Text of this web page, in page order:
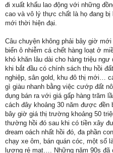
đi xuất khẩu lao động với những
cao và vô lý thực chất là họ đang
mới thời hiện đại.
Câu chuyện không phải bây giờ
biển ô nhiễm cá chết hàng loạt ở
khó khăn lâu dài cho hàng triệu
khi bắt đầu có chính sách thu hồi
nghiệp, sân gold, khu đô thị mới…
gì giàu nhanh bằng việc cướp đất
dụng bán ra với giá gấp hàng trăm
cách đây khoảng 30 năm được
bây giờ giá thị trường khoảng 50
thường hồi đó sau khi có tiền xây
dream oách nhất hồi đó, đa phần
chạy xe ôm, bán quán cóc, một số
lương rẻ mạt…. Những năm 90s đã